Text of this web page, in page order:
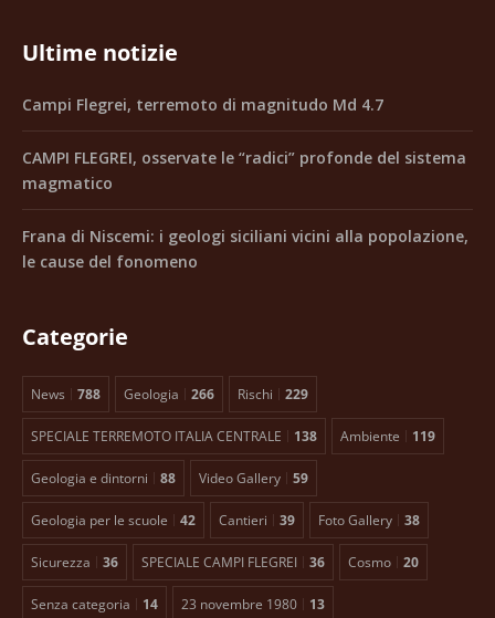
Ultime notizie
Campi Flegrei, terremoto di magnitudo Md 4.7
CAMPI FLEGREI, osservate le “radici” profonde del sistema
magmatico
Frana di Niscemi: i geologi siciliani vicini alla popolazione,
le cause del fonomeno
Categorie
News 788 Geologia 266 Rischi 229
SPECIALE TERREMOTO ITALIA CENTRALE 138 Ambiente 119
Geologia e dintorni 88 Video Gallery 59
Geologia per le scuole 42 Cantieri 39 Foto Gallery 38
Sicurezza 36 SPECIALE CAMPI FLEGREI 36 Cosmo 20
Senza categoria 14 23 novembre 1980 13